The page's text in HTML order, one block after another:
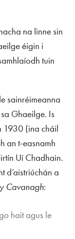
na linne sin
éigin i
tuin
sainréimeanna
Ghaeilge. Is
1930 (ina cháil
an t-easnamh
Uí Chadhain.
d’aistriúchán a
Cavanagh:
hait agus le